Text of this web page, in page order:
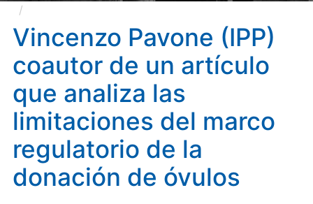
analiza las limitaciones del marco regulatorio de la
donación de óvulos
Vincenzo Pavone (IPP)
coautor de un artículo
que analiza las
limitaciones del marco
regulatorio de la
donación de óvulos